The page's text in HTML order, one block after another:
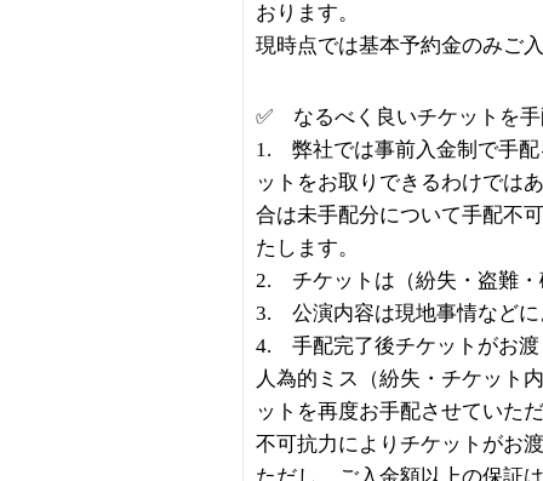
おります。
現時点では基本予約金のみご
✅ なるべく良いチケットを
1. 弊社では事前入金制で手配
ットをお取りできるわけでは
合は未手配分について手配不
たします。
2. チケットは（紛失・盗難・
3. 公演内容は現地事情などに
4. 手配完了後チケットがお渡
人為的ミス（紛失・チケット
ットを再度お手配させていた
不可抗力によりチケットがお